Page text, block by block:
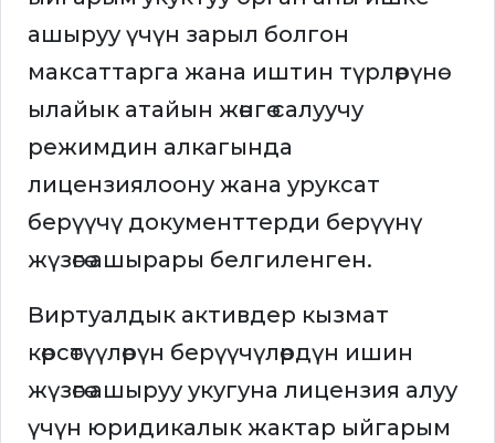
ашыруу үчүн зарыл болгон
максаттарга жана иштин түрлөрүнө
ылайык атайын жөнгө салуучу
режимдин алкагында
лицензиялоону жана уруксат
берүүчү документтерди берүүнү
жүзөгө ашырары белгиленген.
Виртуалдык активдер кызмат
көрсөтүүлөрүн берүүчүлөрдүн ишин
жүзөгө ашыруу укугуна лицензия алуу
үчүн юридикалык жактар ыйгарым